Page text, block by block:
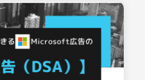
成果に直結しな
アント様の意向に沿わない配
のち大きなトラブルにもつ